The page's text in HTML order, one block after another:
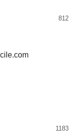
812
1183